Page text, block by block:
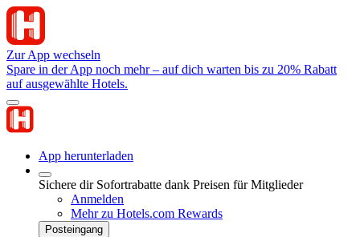
Zur App wechseln
Spare in der App noch mehr – auf dich warten bis zu 20% Rabatt
auf ausgewählte Hotels.
App herunterladen
Sichere dir Sofortrabatte dank Preisen für Mitglieder
Anmelden
Mehr zu Hotels.com Rewards
Posteingang